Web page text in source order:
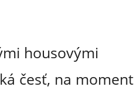
housovými
česť, na moment